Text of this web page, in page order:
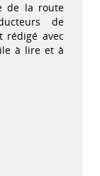
de la route
de
rédigé avec
à lire et à